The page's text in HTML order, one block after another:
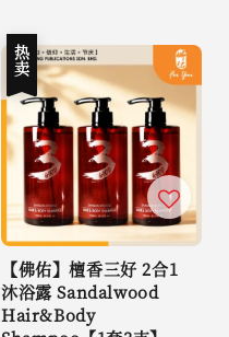
热卖
【佛佑】檀香三好 2合1
沐浴露 Sandalwood
Hair&Body